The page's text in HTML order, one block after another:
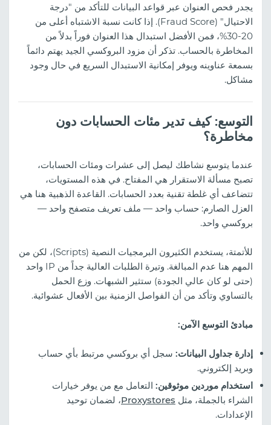
يجدر فحص العنوان عبر قواعد البيانات للتأكد من "درجة
الاحتيال" (Fraud Score). إذا كانت نسبة الاشتباه أعلى من
20-30%، فمن الأفضل استبدال هذا العنوان فوراً بدلاً من
المخاطرة بالحساب. تذكر أن مزود البروكسي الجيد يهتم دائماً
بسمعة عناوينه ويوفر إمكانية الاستبدال السريع في حال وجود
مشاكل.
التوسع: كيف تدير مئات الحسابات دون
مخاطرة؟
عندما يتوسع نشاطك ليصل إلى عشرات ومئات الحسابات،
تصبح مسألة الاستقرار هي المفتاح. في هذه المستويات،
تتضاعف أي غلطة تقنية بعدد الحسابات. القاعدة الذهبية هنا هي
العزل الصارم: حساب واحد — ملف تعريف متصفح واحد —
بروكسي واحد.
للأتمتة، يستخدم الكثيرون البرمجيات النصية (Scripts)، لكن من
المهم هنا عدم المبالغة. وتيرة الطلبات العالية جداً من IP واحد
(حتى لو كان عالي الجودة) ستثير الشبهات. وزع الحمل
بالتساوي وتأكد من أن الفواصل الزمنية بين الأفعال عشوائية.
مبادئ التوسع الآمن:
إدارة جداول البيانات: سجل أي بروكسي مرتبط بأي حساب
وبريد إلكتروني.
استخدام موردين موثوقين: التعامل مع من يوفر خيارات
الشراء بالجملة، مثل Proxystores، لضمان توحيد
الإعدادات.